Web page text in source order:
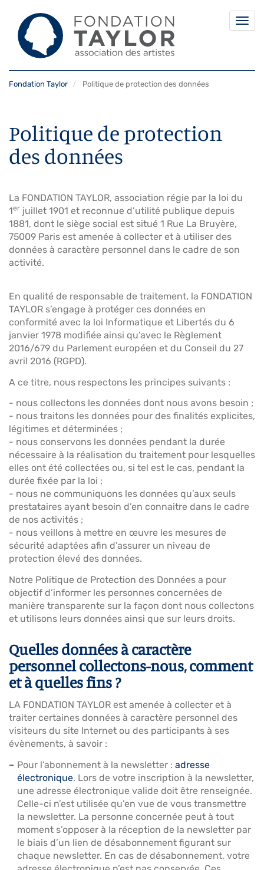
au
Fondation Taylor Politique de protection des données
Politique de protection
des données
La FONDATION TAYLOR, association régie par la loi du
1er juillet 1901 et reconnue d’utilité publique depuis
1881, dont le siège social est situé 1 Rue La Bruyère,
75009 Paris est amenée à collecter et à utiliser des
données à caractère personnel dans le cadre de son
activité.
En qualité de responsable de traitement, la FONDATION
TAYLOR s’engage à protéger ces données en
conformité avec la loi Informatique et Libertés du 6
janvier 1978 modifiée ainsi qu’avec le Règlement
2016/679 du Parlement européen et du Conseil du 27
avril 2016 (RGPD).
A ce titre, nous respectons les principes suivants :
- nous collectons les données dont nous avons besoin ;
- nous traitons les données pour des finalités explicites,
légitimes et déterminées ;
- nous conservons les données pendant la durée
nécessaire à la réalisation du traitement pour lesquelles
elles ont été collectées ou, si tel est le cas, pendant la
durée fixée par la loi ;
- nous ne communiquons les données qu’aux seuls
prestataires ayant besoin d’en connaitre dans le cadre
de nos activités ;
- nous veillons à mettre en œuvre les mesures de
sécurité adaptées afin d’assurer un niveau de
protection élevé des données.
Notre Politique de Protection des Données a pour
objectif d’informer les personnes concernées de
manière transparente sur la façon dont nous collectons
et utilisons leurs données ainsi que sur leurs droits.
Quelles données à caractère
personnel collectons-nous, comment
et à quelles fins ?
LA FONDATION TAYLOR est amenée à collecter et à
traiter certaines données à caractère personnel des
visiteurs du site Internet ou des participants à ses
évènements, à savoir :
Pour l’abonnement à la newsletter :adresse
électronique. Lors de votre inscription à la newsletter,
une adresse électronique valide doit être renseignée.
Celle-ci n’est utilisée qu’en vue de vous transmettre
la newsletter. La personne concernée peut à tout
moment s’opposer à la réception de la newsletter par
le biais d’un lien de désabonnement figurant sur
chaque newsletter. En cas de désabonnement, votre